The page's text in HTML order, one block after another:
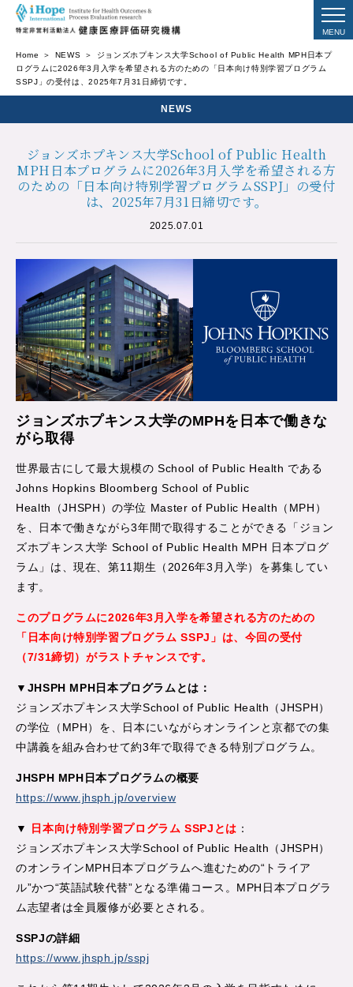
Home NEWS
ジョンズホプキンス大学School of Public Health MPH日本プ
ログラムに2026年3月入学を希望される方のための「日本向け特別学習プログラム
SSPJ」の受付は、2025年7月31日締切です。
NEWS
ジョンズホプキンス大学School of Public Health
MPH日本プログラムに2026年3月入学を希望される方
のための「日本向け特別学習プログラムSSPJ」の受付
は、2025年7月31日締切です。
2025.07.01
ジョンズホプキンス大学のMPHを日本で働きな
がら取得
世界最古にして最大規模の School of Public Health である
Johns Hopkins Bloomberg School of Public
Health（JHSPH）の学位 Master of Public Health（MPH）
を、日本で働きながら3年間で取得することができる「ジョン
ズホプキンス大学 School of Public Health MPH 日本プログ
ラム」は、現在、第11期生（2026年3月入学）を募集してい
ます。
このプログラムに2026年3月入学を希望される方のための
「日本向け特別学習プログラム SSPJ」は、今回の受付
（7/31締切）がラストチャンスです。
▼JHSPH MPH日本プログラムとは：
ジョンズホプキンス大学School of Public Health（JHSPH）
の学位（MPH）を、日本にいながらオンラインと京都での集
中講義を組み合わせて約3年で取得できる特別プログラム。
JHSPH MPH日本プログラムの概要
https://www.jhsph.jp/overview
▼ 日本向け特別学習プログラム SSPJとは ：
ジョンズホプキンス大学School of Public Health（JHSPH）
のオンラインMPH日本プログラムへ進むための“トライア
ル”かつ“英語試験代替”となる準備コース。MPH日本プログラ
ム志望者は全員履修が必要とされる。
SSPJの詳細
https://www.jhsph.jp/sspj